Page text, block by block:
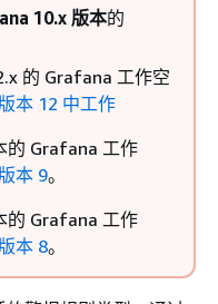
10.x 版本的
的 Grafana 工作空
本 12 中工作
的 Grafana 工作
本 9。
的 Grafana 工作
本 8。